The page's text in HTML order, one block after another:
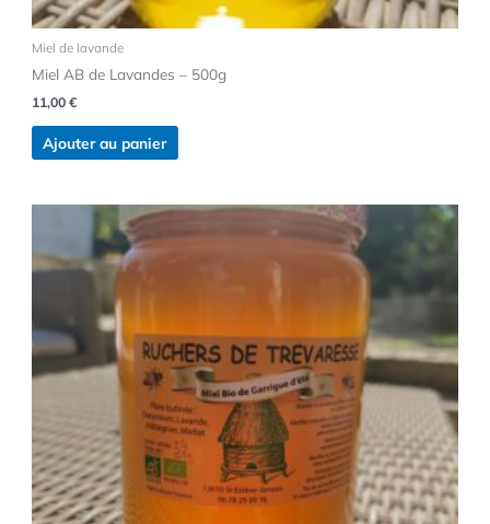
Miel de lavande
Miel AB de Lavandes – 500g
11,00 €
Ajouter au panier